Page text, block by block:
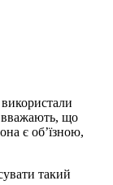
вважають, що
є об’їзною,
такий